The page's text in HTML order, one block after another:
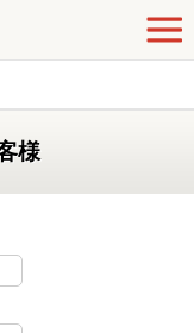
様